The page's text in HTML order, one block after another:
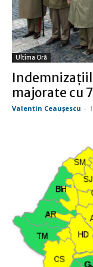
Ultima Oră
majorate cu
Valentin Ceauşescu -